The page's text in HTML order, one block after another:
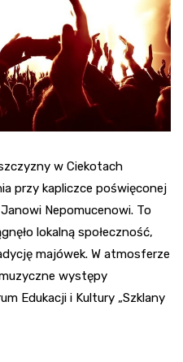
w Ciekotach
przy kapliczce poświęconej
Nepomucenowi. To
lokalną społeczność,
majówek. W atmosferze
występy
Edukacji i Kultury „Szklany